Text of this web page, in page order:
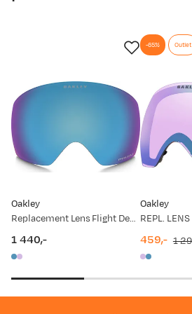
Oakley
Replacement Lens Flight Deck XM
price
1 440,-
Oakley
-65% Outlet
discounted
459,-
original
1